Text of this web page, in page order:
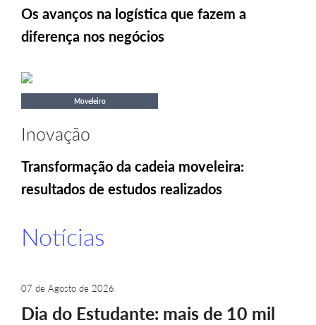
Os avanços na logística que fazem a
diferença nos negócios
Moveleiro
Inovação
Transformação da cadeia moveleira:
resultados de estudos realizados
Notícias
07 de Agosto de 2026
Dia do Estudante: mais de 10 mil